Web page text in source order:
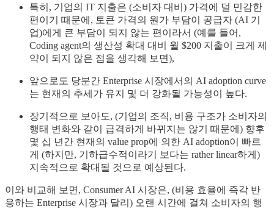
특히, 기업의 IT 지출은 (소비자 대비) 가격에 덜 민감한
편이기 때문에, 토큰 가격의 원가 부담이 공급자 (AI 기
업)에게 큰 부담이 되지 않는 편이라서 (예를 들어,
Coding agent의 생산성 확대 대비 월 $200 지출이 크게 제
약이 되지 않은 점을 생각해 보면),
앞으로도 당분간 Enterprise 시장에서의 AI adoption curve
는 현재의 추세가 유지 및 더 강화될 가능성이 높다.
장기적으로 보아도, (기업의 조직, 비용 구조가 소비자의
행태 변화와 같이 급격하게 바뀌지는 않기 때문에) 향후
몇 십 년간 현재의 value prop에 의한 AI adoption이 빠르
게 (하지만, 기하급수적이라기 보다는 rather linear하게)
지속적으로 확대될 것으로 예상된다.
이와 비교해 보면, Consumer AI 시장은, (비용 효율에 즉각 반
응하는 Enterprise 시장과 달리) 오랜 시간에 걸쳐 소비자의 행